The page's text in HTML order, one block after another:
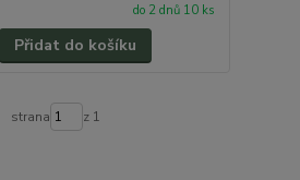
do 2 dnů 10 ks
Přidat do košíku
strana z 1